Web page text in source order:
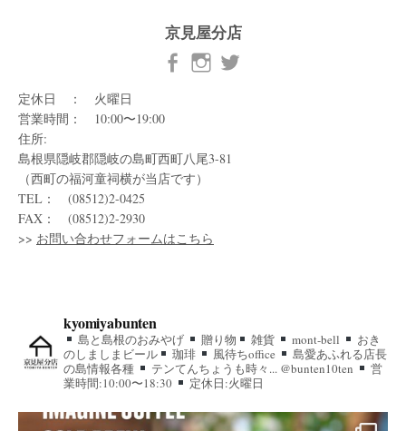
京見屋分店
定休日 ： 火曜日
営業時間： 10:00〜19:00
住所:
島根県隠岐郡隠岐の島町西町八尾3-81
（西町の福河童祠横が当店です）
TEL： (08512)2-0425
FAX： (08512)2-2930
>> お問い合わせフォームはこちら
kyomiyabunten
島と島根のおみやげ 贈り物 雑貨 mont-bell
おき
のしましまビール
珈琲 風待ちoffice
島愛あふれる店長
の島情報各種
テンてんちょうも時々... @bunten10ten
営
業時間:10:00〜18:30
定休日:火曜日